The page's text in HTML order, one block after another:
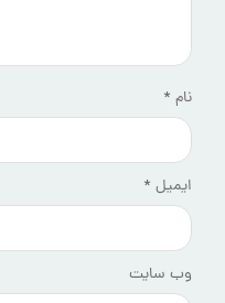
نام *
ایمیل *
وب‌ سایت